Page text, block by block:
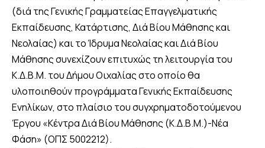
(διά της Γενικής Γραμματείας Επαγγελματικής
Εκπαίδευσης, Κατάρτισης, Διά Βίου Μάθησης και
Νεολαίας) και το Ίδρυμα Νεολαίας και Διά Βίου
Μάθησης συνεχίζουν επιτυχώς τη λειτουργία του
Κ.Δ.Β.Μ. του Δήμου Οιχαλίας στο οποίο θα
υλοποιηθούν προγράμματα Γενικής Εκπαίδευσης
Ενηλίκων, στο πλαίσιο του συγχρηματοδοτούμενου
Έργου «Κέντρα Διά Βίου Μάθησης (Κ.Δ.Β.Μ.)-Νέα
Φάση» (ΟΠΣ 5002212).